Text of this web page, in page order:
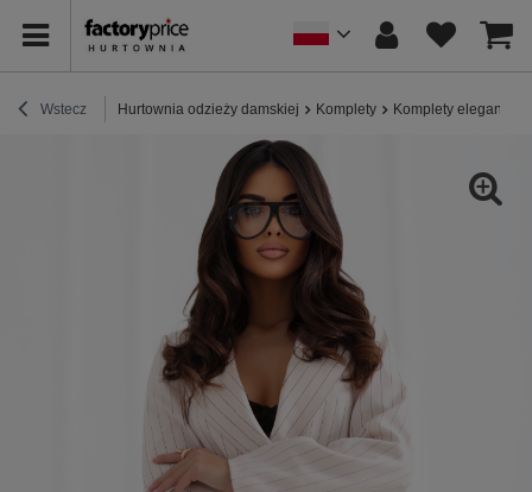
Wstecz Hurtownia odzieży damskiej Komplety Komplety eleganckie